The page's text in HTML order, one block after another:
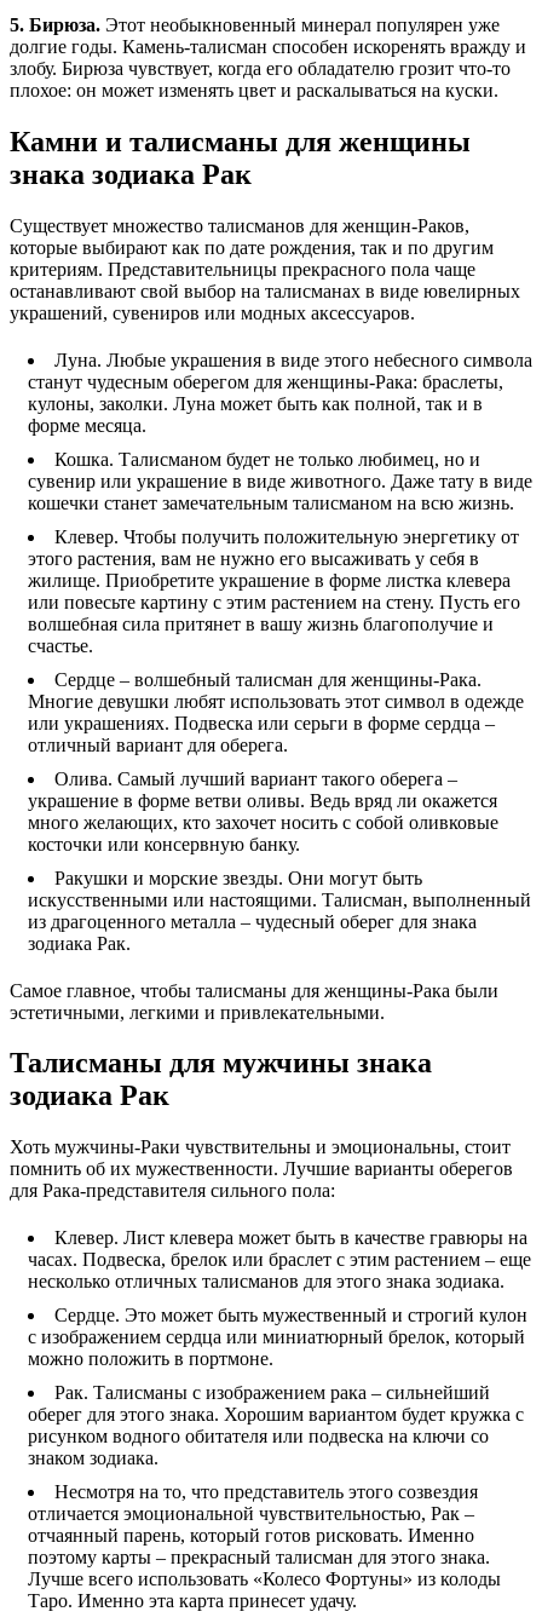
5. Бирюза. Этот необыкновенный минерал популярен уже
долгие годы. Камень-талисман способен искоренять вражду и
злобу. Бирюза чувствует, когда его обладателю грозит что-то
плохое: он может изменять цвет и раскалываться на куски.
Камни и талисманы для женщины
знака зодиака Рак
Существует множество талисманов для женщин-Раков,
которые выбирают как по дате рождения, так и по другим
критериям. Представительницы прекрасного пола чаще
останавливают свой выбор на талисманах в виде ювелирных
украшений, сувениров или модных аксессуаров.
Луна. Любые украшения в виде этого небесного символа
станут чудесным оберегом для женщины-Рака: браслеты,
кулоны, заколки. Луна может быть как полной, так и в
форме месяца.
Кошка. Талисманом будет не только любимец, но и
сувенир или украшение в виде животного. Даже тату в виде
кошечки станет замечательным талисманом на всю жизнь.
Клевер. Чтобы получить положительную энергетику от
этого растения, вам не нужно его высаживать у себя в
жилище. Приобретите украшение в форме листка клевера
или повесьте картину с этим растением на стену. Пусть его
волшебная сила притянет в вашу жизнь благополучие и
счастье.
Сердце – волшебный талисман для женщины-Рака.
Многие девушки любят использовать этот символ в одежде
или украшениях. Подвеска или серьги в форме сердца –
отличный вариант для оберега.
Олива. Самый лучший вариант такого оберега –
украшение в форме ветви оливы. Ведь вряд ли окажется
много желающих, кто захочет носить с собой оливковые
косточки или консервную банку.
Ракушки и морские звезды. Они могут быть
искусственными или настоящими. Талисман, выполненный
из драгоценного металла – чудесный оберег для знака
зодиака Рак.
Самое главное, чтобы талисманы для женщины-Рака были
эстетичными, легкими и привлекательными.
Талисманы для мужчины знака
зодиака Рак
Хоть мужчины-Раки чувствительны и эмоциональны, стоит
помнить об их мужественности. Лучшие варианты оберегов
для Рака-представителя сильного пола:
Клевер. Лист клевера может быть в качестве гравюры на
часах. Подвеска, брелок или браслет с этим растением – еще
несколько отличных талисманов для этого знака зодиака.
Сердце. Это может быть мужественный и строгий кулон
с изображением сердца или миниатюрный брелок, который
можно положить в портмоне.
Рак. Талисманы с изображением рака – сильнейший
оберег для этого знака. Хорошим вариантом будет кружка с
рисунком водного обитателя или подвеска на ключи со
знаком зодиака.
Несмотря на то, что представитель этого созвездия
отличается эмоциональной чувствительностью, Рак –
отчаянный парень, который готов рисковать. Именно
поэтому карты – прекрасный талисман для этого знака.
Лучше всего использовать «Колесо Фортуны» из колоды
Таро. Именно эта карта принесет удачу.